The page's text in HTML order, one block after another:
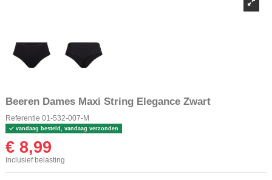
Beeren Dames Maxi String Elegance Zwart
Referentie 01-532-007-M
vandaag besteld, vandaag verzonden
€ 8,99
Inclusief belasting